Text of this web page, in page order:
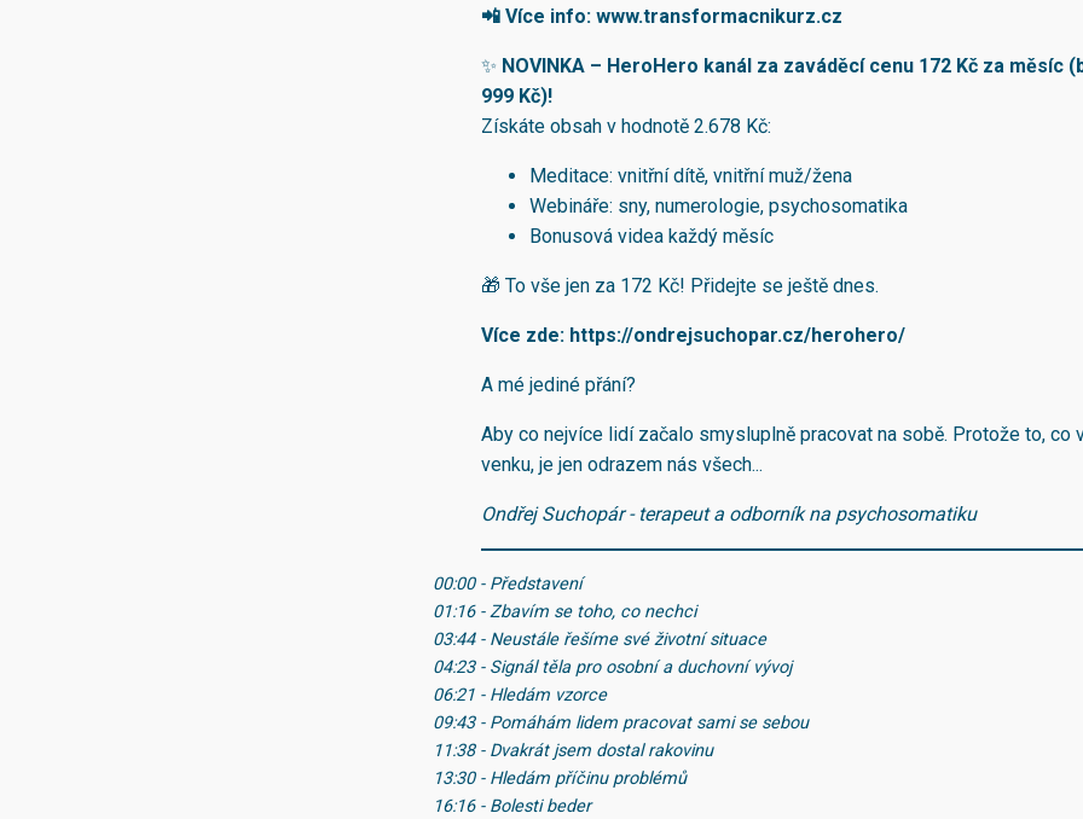
📲 Více info: www.transformacnikurz.cz
✨ NOVINKA – HeroHero kanál za zaváděcí cenu 172 Kč za měsíc
999 Kč)!
Získáte obsah v hodnotě 2.678 Kč:
Meditace: vnitřní dítě, vnitřní muž/žena
Webináře: sny, numerologie, psychosomatika
Bonusová videa každý měsíc
🎁 To vše jen za 172 Kč! Přidejte se ještě dnes.
Více zde: https://ondrejsuchopar.cz/herohero/
A mé jediné přání?
Aby co nejvíce lidí začalo smysluplně pracovat na sobě. Protože to, co
venku, je jen odrazem nás všech...
Ondřej Suchopár - terapeut a odborník na psychosomatiku
00:00 - Představení
01:16 - Zbavím se toho, co nechci
03:44 - Neustále řešíme své životní situace
04:23 - Signál těla pro osobní a duchovní vývoj
06:21 - Hledám vzorce
09:43 - Pomáhám lidem pracovat sami se sebou
11:38 - Dvakrát jsem dostal rakovinu
13:30 - Hledám příčinu problémů
16:16 - Bolesti beder